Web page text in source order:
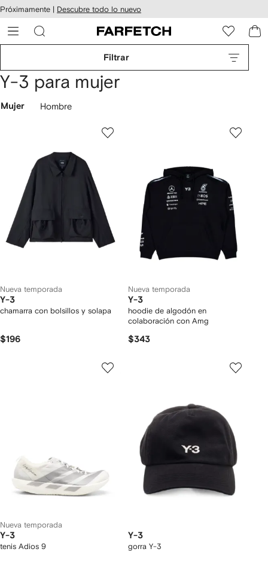
al
Próximamente | Descubre todo lo nuevo
Filtrar
Y-3 para mujer
Mujer Hombre
Nueva temporada
Y-3
chamarra con bolsillos y solapa
$196
Nueva temporada
Y-3
hoodie de algodón en
colaboración con Amg
$343
Nueva temporada
Y-3
tenis Adios 9
Y-3
gorra Y-3